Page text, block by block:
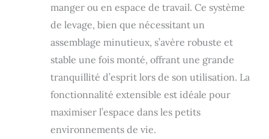
hauteur : 9 cm/12
cm de haut depuis
le sol, l’étagère
inférieure de cette
table de salon peut
accueillir des
objets de
différentes tailles.
Elle fait passer un
aspirateur robot
sous la table.
manger ou en espace de travail. Ce système
de levage, bien que nécessitant un
assemblage minutieux, s’avère robuste et
stable une fois monté, offrant une grande
tranquillité d’esprit lors de son utilisation. La
fonctionnalité extensible est idéale pour
maximiser l’espace dans les petits
environnements de vie.